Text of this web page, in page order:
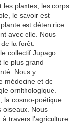
les plantes, les corps
le savoir est
est détentrice
avec elle. Nous
la forêt.
collectif Jupago
le plus grand
Nous y
médecine et de
ornithologique.
la cosmo-poétique
oiseaux. Nous
à travers l'agriculture